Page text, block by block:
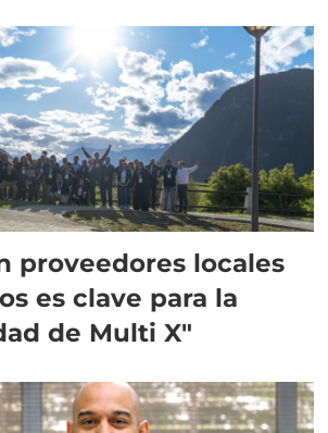
proveedores locales
es clave para la
de Multi X"